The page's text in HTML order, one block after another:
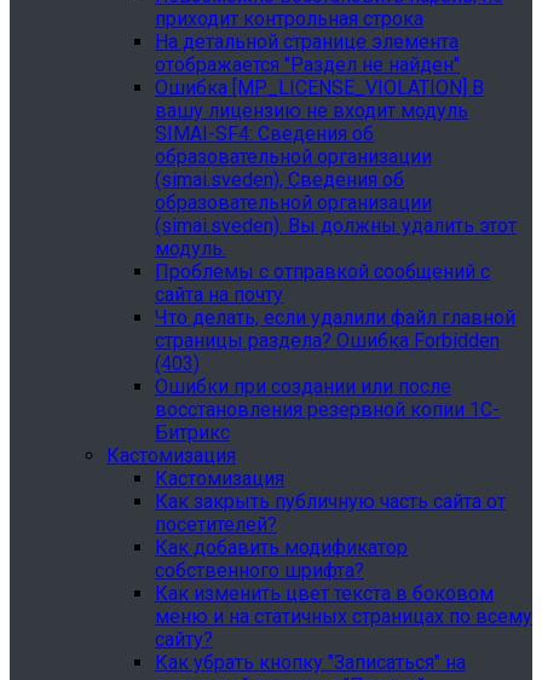
приходит контрольная строка
На детальной странице элемента
отображается "Раздел не найден"
Ошибка [MP_LICENSE_VIOLATION] В
вашу лицензию не входит модуль
SIMAI-SF4: Сведения об
образовательной организации
(simai.sveden), Сведения об
образовательной организации
(simai.sveden). Вы должны удалить этот
модуль.
Проблемы с отправкой сообщений с
сайта на почту
Что делать, если удалили файл главной
страницы раздела? Ошибка Forbidden
(403)
Ошибки при создании или после
восстановления резервной копии 1С-
Битрикс
Кастомизация
Кастомизация
Как закрыть публичную часть сайта от
посетителей?
Как добавить модификатор
собственного шрифта?
Как изменить цвет текста в боковом
меню и на статичных страницах по всему
сайту?
Как убрать кнопку "Записаться" на